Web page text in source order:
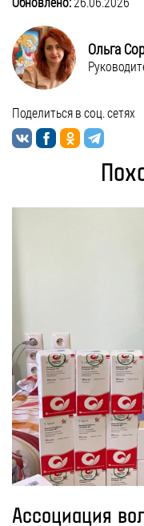
Ольга
Поделиться в соц. сетях
Ассоциация